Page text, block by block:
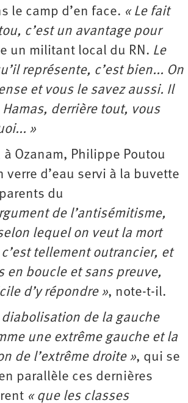
le camp d’en face. « Le fait
c’est un avantage pour
un militant local du RN. Le
représente, c’est bien... On
et vous le savez aussi. Il
derrière tout, vous
»
à Ozanam, Philippe Poutou
verre d’eau servi à la buvette
du
de l’antisémitisme,
lequel on veut la mort
tellement outrancier, et
en boucle et sans preuve,
d’y répondre », note-t-il.
diabolisation de la gauche
une extrême gauche et la
de l’extrême droite », qui se
parallèle ces dernières
« que les classes